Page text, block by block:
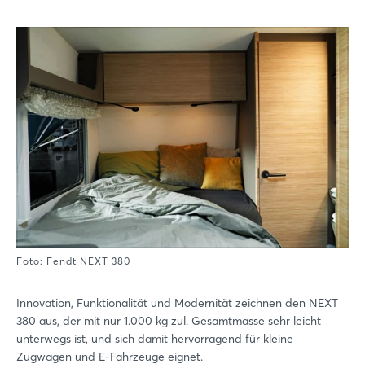
Foto: Fendt NEXT 380
Innovation, Funktionalität und Modernität zeichnen den NEXT
380 aus, der mit nur 1.000 kg zul. Gesamtmasse sehr leicht
unterwegs ist, und sich damit hervorragend für kleine
Zugwagen und E-Fahrzeuge eignet.